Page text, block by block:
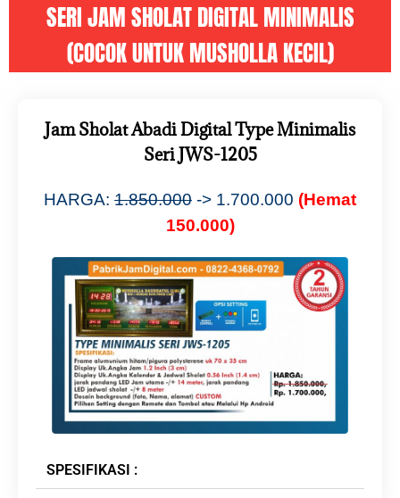
SERI JAM SHOLAT DIGITAL MINIMALIS
(COCOK UNTUK MUSHOLLA KECIL)
Jam Sholat Abadi Digital Type Minimalis
Seri JWS-1205
HARGA: 1.850.000 -> 1.700.000 (Hemat
150.000)
SPESIFIKASI :